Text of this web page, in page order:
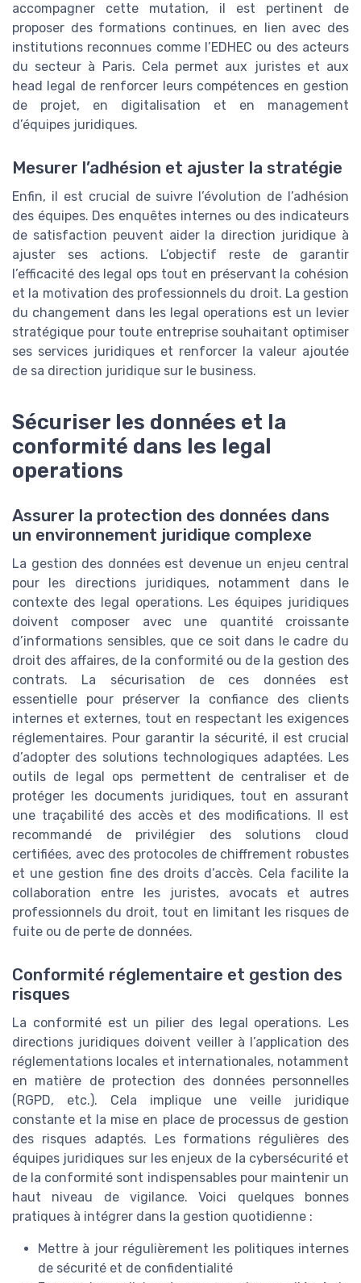
accompagner cette mutation, il est pertinent de
proposer des formations continues, en lien avec des
institutions reconnues comme l’EDHEC ou des acteurs
du secteur à Paris. Cela permet aux juristes et aux
head legal de renforcer leurs compétences en gestion
de projet, en digitalisation et en management
d’équipes juridiques.
Mesurer l’adhésion et ajuster la stratégie
Enfin, il est crucial de suivre l’évolution de l’adhésion
des équipes. Des enquêtes internes ou des indicateurs
de satisfaction peuvent aider la direction juridique à
ajuster ses actions. L’objectif reste de garantir
l’efficacité des legal ops tout en préservant la cohésion
et la motivation des professionnels du droit. La gestion
du changement dans les legal operations est un levier
stratégique pour toute entreprise souhaitant optimiser
ses services juridiques et renforcer la valeur ajoutée
de sa direction juridique sur le business.
Sécuriser les données et la
conformité dans les legal
operations
Assurer la protection des données dans
un environnement juridique complexe
La gestion des données est devenue un enjeu central
pour les directions juridiques, notamment dans le
contexte des legal operations. Les équipes juridiques
doivent composer avec une quantité croissante
d’informations sensibles, que ce soit dans le cadre du
droit des affaires, de la conformité ou de la gestion des
contrats. La sécurisation de ces données est
essentielle pour préserver la confiance des clients
internes et externes, tout en respectant les exigences
réglementaires. Pour garantir la sécurité, il est crucial
d’adopter des solutions technologiques adaptées. Les
outils de legal ops permettent de centraliser et de
protéger les documents juridiques, tout en assurant
une traçabilité des accès et des modifications. Il est
recommandé de privilégier des solutions cloud
certifiées, avec des protocoles de chiffrement robustes
et une gestion fine des droits d’accès. Cela facilite la
collaboration entre les juristes, avocats et autres
professionnels du droit, tout en limitant les risques de
fuite ou de perte de données.
Conformité réglementaire et gestion des
risques
La conformité est un pilier des legal operations. Les
directions juridiques doivent veiller à l’application des
réglementations locales et internationales, notamment
en matière de protection des données personnelles
(RGPD, etc.). Cela implique une veille juridique
constante et la mise en place de processus de gestion
des risques adaptés. Les formations régulières des
équipes juridiques sur les enjeux de la cybersécurité et
de la conformité sont indispensables pour maintenir un
haut niveau de vigilance. Voici quelques bonnes
pratiques à intégrer dans la gestion quotidienne :
Mettre à jour régulièrement les politiques internes
de sécurité et de confidentialité